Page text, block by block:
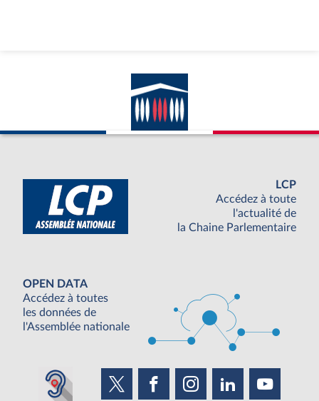
LCP
Accédez à toute
l'actualité de
la Chaine Parlementaire
OPEN DATA
Accédez à toutes
les données de
l'Assemblée nationale